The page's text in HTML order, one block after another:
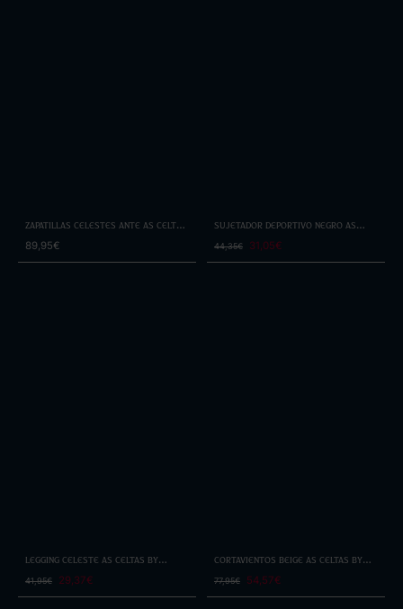
Zapatillas Celestes Ante As Celtas
de Dadá
89,95€
Sujetador Deportivo Negro As
44,35€ 31,05€
Legging Celeste As Celtas By
41,95€ 29,37€
Cortavientos Beige As Celtas By
77,95€ 54,57€